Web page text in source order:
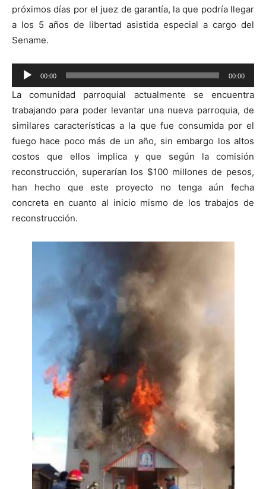
próximos días por el juez de garantía, la que podría llegar
a los 5 años de libertad asistida especial a cargo del
Sename.
Reproductor
de
audio
00:00 00:00
La comunidad parroquial actualmente se encuentra
trabajando para poder levantar una nueva parroquia, de
similares características a la que fue consumida por el
fuego hace poco más de un año, sin embargo los altos
costos que ellos implica y que según la comisión
reconstrucción, superarían los $100 millones de pesos,
han hecho que este proyecto no tenga aún fecha
concreta en cuanto al inicio mismo de los trabajos de
reconstrucción.